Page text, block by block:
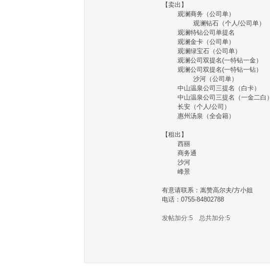
【卖出】
观澜商务（公司单）
观澜钻石（个人/公司单）
观澜特钻公司单提名
观澜金卡（公司单）
观澜绿宝石（公司单）
观澜公司双提名(一特钻一金）
观澜公司双提名(一特钻一钻）
沙河（公司单）
中山温泉公司三提名（白卡）
中山温泉公司三提名（一金二白）
长安（个人/公司）
惠州汤泉（全会籍）
【租出】
西丽
商务通
沙河
峰景
有意请联系：嵩赞高尔夫/方小姐
电话： 0755-84802788
发帖加分:5 总共加分:5